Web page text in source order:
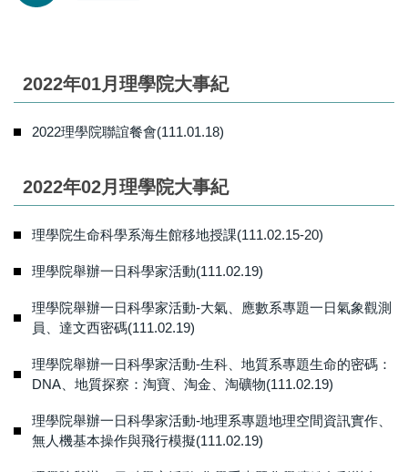
2022年01月理學院大事紀
2022理學院聯誼餐會(111.01.18)
2022年02月理學院大事紀
理學院生命科學系海生館移地授課(111.02.15-20)
理學院舉辦一日科學家活動(111.02.19)
理學院舉辦一日科學家活動-大氣、應數系專題一日氣象觀測
員、達文西密碼(111.02.19)
理學院舉辦一日科學家活動-生科、地質系專題生命的密碼：
DNA、地質探察：淘寶、淘金、淘礦物(111.02.19)
理學院舉辦一日科學家活動-地理系專題地理空間資訊實作、
無人機基本操作與飛行模擬(111.02.19)